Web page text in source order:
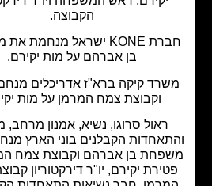
הקבוצה.
חברת KONE ישראל מנחמת את משפחת
בן אברהם על מות יקירם.
קיקה ברא"ז אדריכלים מנחם את רן
וקבוצת צמח המרמן על מות יקירם.
ראול סרוגו, נשיא, אמנון מרחב, מנכ"ל
הקבלנים בוני הארץ מנחמים את
בן אברהם וקבוצת צמח המרמן על
יקירם, יו"ר דירקטוריון קבוצת צמח